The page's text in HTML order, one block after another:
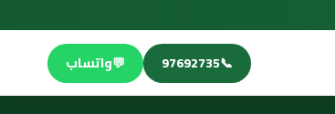
📞
97692735
💬واتساب